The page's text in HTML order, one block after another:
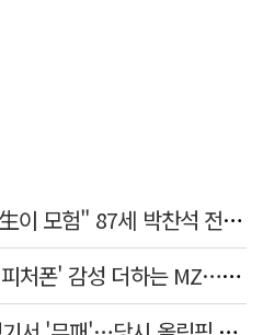
[털보기자의 '그사람']"一生이 모험" 87세 박찬석 전 경북대 총장
[MZ 연구소] 스마트폰에 '피처폰' 감성 더하는 MZ… 히퍼와 줄이어폰